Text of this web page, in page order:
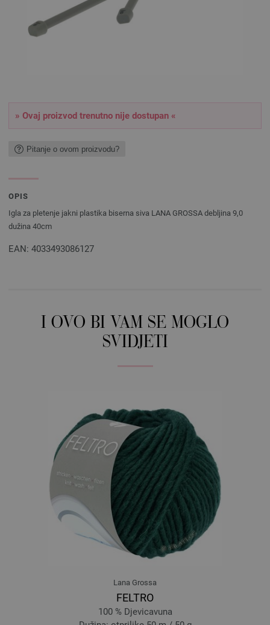
» Ovaj proizvod trenutno nije dostupan «
Pitanje o ovom proizvodu?
OPIS
Igla za pletenje jakni plastika biserna siva LANA GROSSA debljina 9,0
dužina 40cm
EAN: 4033493086127
I OVO BI VAM SE MOGLO
SVIDJETI
Lana Grossa
FELTRO
100 % Djevicavuna